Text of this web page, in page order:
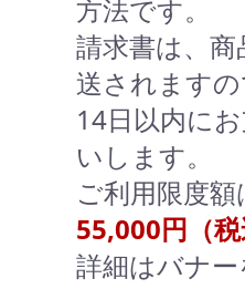
方法です。
請求書は、
送されます
14日以内に
いします。
ご利用限度
55,000円（税
詳細はバナ